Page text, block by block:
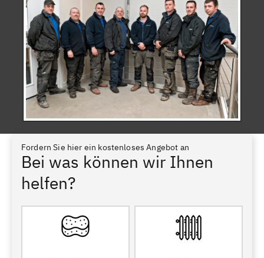
Fordern Sie hier ein kostenloses Angebot an
Bei was können wir Ihnen
helfen?